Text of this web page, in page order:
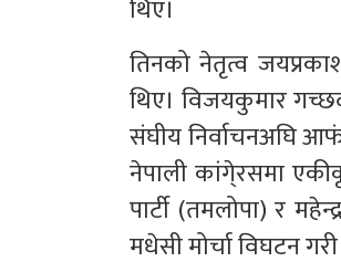
थिए।
तिनको नेतृत्व
थिए। विजयकुमार
संघीय निर्वाचनअघि
नेपाली कांगे्रसमा
पार्टी (तमलोपा) र
मधेसी मोर्चा विघटन